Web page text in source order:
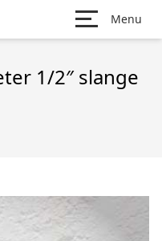
Menu
1/2″ slange